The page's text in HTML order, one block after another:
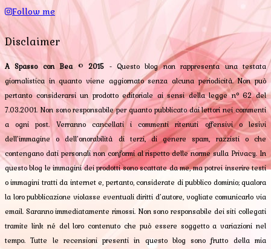
Follow me
Disclaimer
A Spasso con Bea©2015 - Questo blog non rappresenta una testata
giornalistica in quanto viene aggiornato senza alcuna periodicità. Non può
pertanto considerarsi un prodotto editoriale ai sensi della legge n° 62 del
7.03.2001. Non sono responsabile per quanto pubblicato dai lettori nei commenti
a ogni post. Verranno cancellati i commenti ritenuti offensivi o lesivi
dell’immagine o dell’onorabilità di terzi, di genere spam, razzisti o che
contengano dati personali non conformi al rispetto delle norme sulla Privacy. In
questo blog le immagini dei prodotti sono scattate da me, ma potrei inserire testi
o immagini tratti da internet e, pertanto, considerate di pubblico dominio; qualora
la loro pubblicazione violasse eventuali diritti d’autore, vogliate comunicarlo via
email. Saranno immediatamente rimossi. Non sono responsabile dei siti collegati
tramite link né del loro contenuto che può essere soggetto a variazioni nel
tempo. Tutte le recensioni presenti in questo blog sono frutto della mia